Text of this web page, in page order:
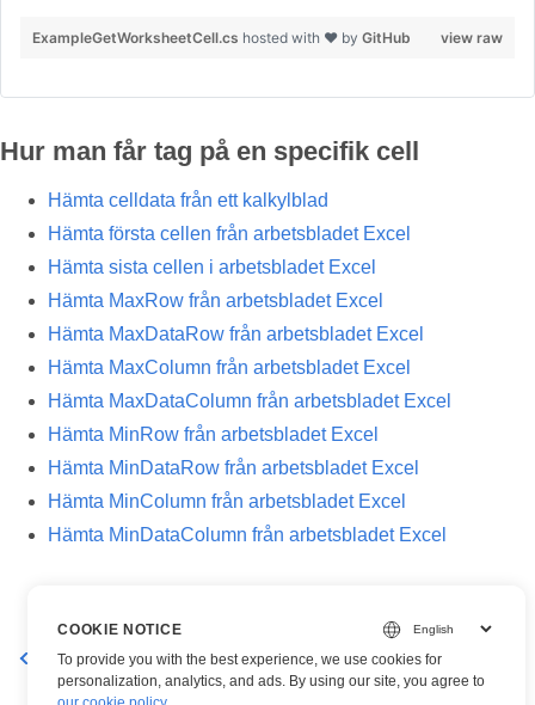
view raw
ExampleGetWorksheetCell.cs hosted with ❤ by GitHub
Hur man får tag på en specifik cell
Hämta celldata från ett kalkylblad
Hämta första cellen från arbetsbladet Excel
Hämta sista cellen i arbetsbladet Excel
Hämta MaxRow från arbetsbladet Excel
Hämta MaxDataRow från arbetsbladet Excel
Hämta MaxColumn från arbetsbladet Excel
Hämta MaxDataColumn från arbetsbladet Excel
Hämta MinRow från arbetsbladet Excel
Hämta MinDataRow från arbetsbladet Excel
Hämta MinColumn från arbetsbladet Excel
Hämta MinDataColumn från arbetsbladet Excel
Avlägsna sammanslagningen av Cells i Excel-arbetsbladet
COOKIE NOTICE
To provide you with the best experience, we use cookies for
personalization, analytics, and ads. By using our site, you agree to